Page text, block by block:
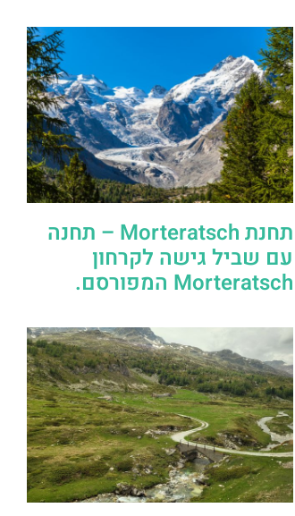
תחנת Morteratsch – תחנה
עם שביל גישה לקרחון
Morteratsch המפורסם.